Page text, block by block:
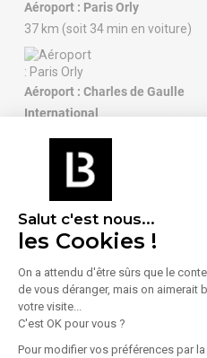
Salut c'est nous...
les Cookies !
On a attendu d'être sûrs que le
de vous déranger, mais on aimerait
votre visite...
C'est OK pour vous ?
Pour modifier vos préférences par
CHAUFFAGE :
- Chauffage électrique
Aéroport : Paris Orly
37 km (soit 34 min en voiture)
Aéroport : Charles de Gaulle
International
À proximité (moins de 300 m)
Alimentation
2 Commerces
alimentaires